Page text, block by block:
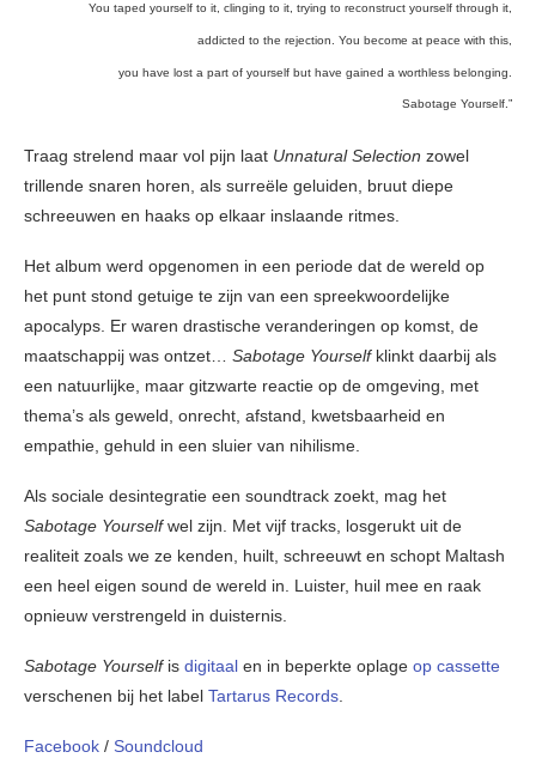
You taped yourself to it, clinging to it, trying to reconstruct yourself through it,
addicted to the rejection. You become at peace with this,
you have lost a part of yourself but have gained a worthless belonging.
Sabotage Yourself.”
Traag strelend maar vol pijn laat Unnatural Selection zowel
trillende snaren horen, als surreële geluiden, bruut diepe
schreeuwen en haaks op elkaar inslaande ritmes.
Het album werd opgenomen in een periode dat de wereld op
het punt stond getuige te zijn van een spreekwoordelijke
apocalyps. Er waren drastische veranderingen op komst, de
maatschappij was ontzet… Sabotage Yourselfklinkt daarbij als
een natuurlijke, maar gitzwarte reactie op de omgeving, met
thema’s als geweld, onrecht, afstand, kwetsbaarheid en
empathie, gehuld in een sluier van nihilisme.
Als sociale desintegratie een soundtrack zoekt, mag het
Sabotage Yourselfwel zijn. Met vijf tracks, losgerukt uit de
realiteit zoals we ze kenden, huilt, schreeuwt en schopt Maltash
een heel eigen sound de wereld in. Luister, huil mee en raak
opnieuw verstrengeld in duisternis.
Sabotage Yourself is digitaal en in beperkte oplage op cassette
verschenen bij het label Tartarus Records.
Facebook / Soundcloud